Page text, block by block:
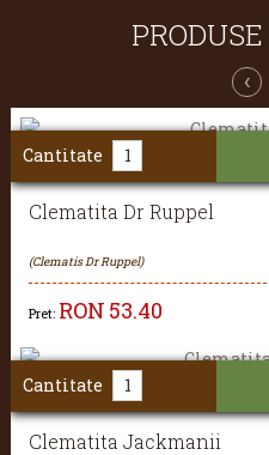
‹
Clematita Dr Ruppel
(Clematis Dr Ruppel)
Pret: RON 53.40
Cantitate
Clematita Jackmanii
Cantitate